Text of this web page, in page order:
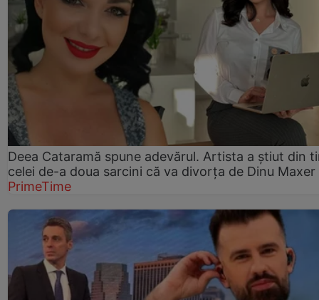
Deea Cataramă spune adevărul. Artista a știut din
celei de-a doua sarcini că va divorța de Dinu Maxer
PrimeTime